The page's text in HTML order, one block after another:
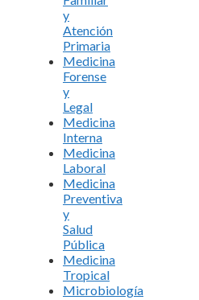
y
Atención
Primaria
Medicina
Forense
y
Legal
Medicina
Interna
Medicina
Laboral
Medicina
Preventiva
y
Salud
Pública
Medicina
Tropical
Microbiología